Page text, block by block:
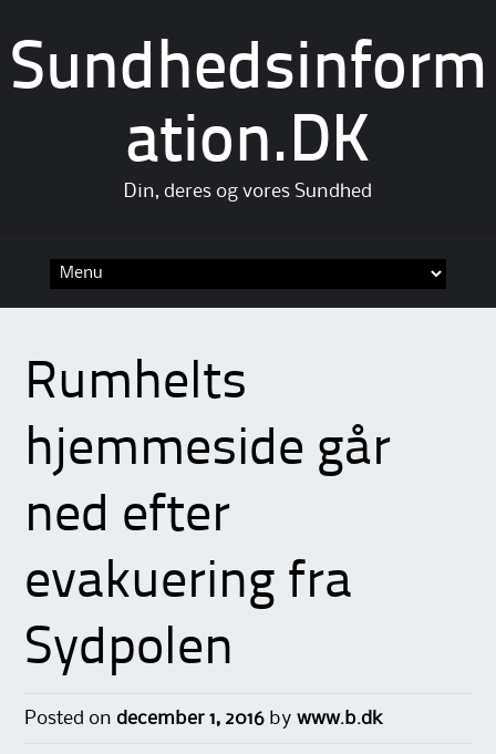
Sundhedsinform
ation.DK
Din, deres og vores Sundhed
Rumhelts
hjemmeside går
ned efter
evakuering fra
Sydpolen
Posted ondecember 1, 2016 bywww.b.dk